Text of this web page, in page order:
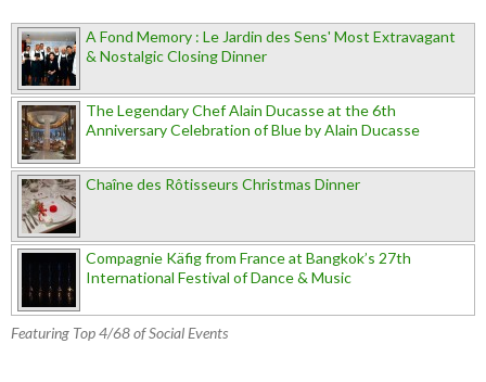
A Fond Memory : Le Jardin des Sens' Most Extravagant
& Nostalgic Closing Dinner
The Legendary Chef Alain Ducasse at the 6th
Anniversary Celebration of Blue by Alain Ducasse
Chaîne des Rôtisseurs Christmas Dinner
Compagnie Käfig from France at Bangkok’s 27th
International Festival of Dance & Music
Featuring Top 4/68 of Social Events